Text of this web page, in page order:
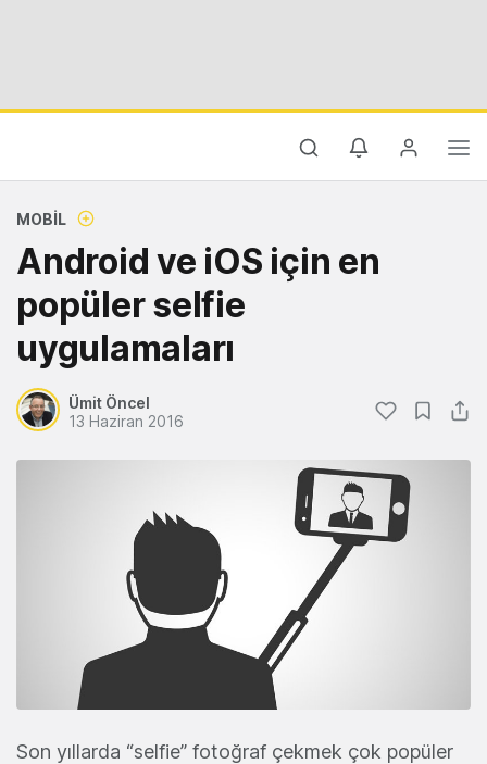
MOBIL
Android ve iOS için en
popüler selfie
uygulamaları
Ümit Öncel
13 Haziran 2016
Son yıllarda “selfie” fotoğraf çekmek çok popüler